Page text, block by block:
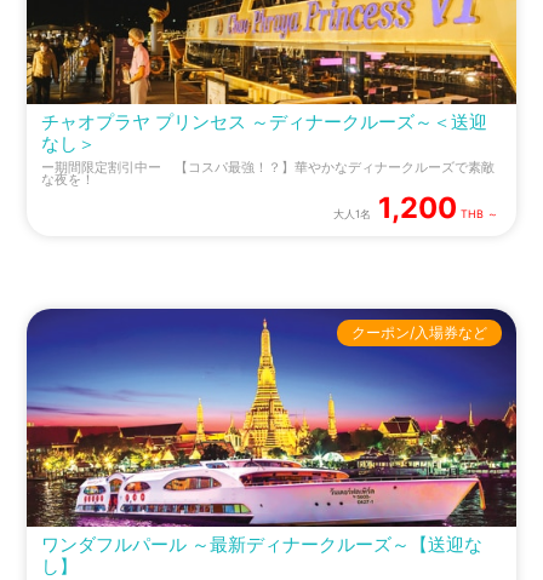
チャオプラヤ プリンセス ～ディナークルーズ～＜送迎
なし＞
ー期間限定割引中ー 【コスパ最強！？】華やかなディナークルーズで素敵
な夜を！
大人1名 1,200 THB ～
ワンダフルパール ～最新ディナークルーズ～【送迎な
し】
クーポン/入場券など